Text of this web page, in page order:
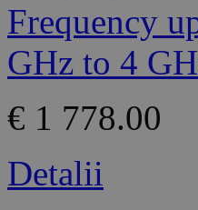
€ 1 778.00
Detalii